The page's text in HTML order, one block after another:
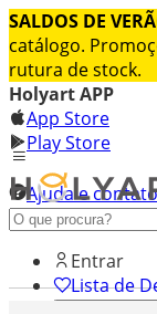
SALDOS DE
catálogo.
rutura de stock.
Holyart APP
App Store
Play Store
Ajuda e
Conheça premium
Entrar
Lista de